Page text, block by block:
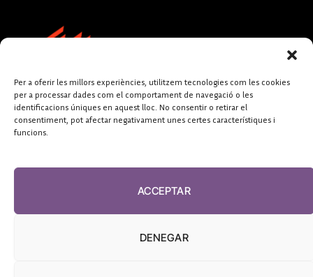
Per a oferir les millors experiències, utilitzem tecnologies com les cookies
per a processar dades com el comportament de navegació o les
identificacions úniques en aquest lloc. No consentir o retirar el
consentiment, pot afectar negativament unes certes característiques i
funcions.
ACCEPTAR
DENEGAR
FUNDACIÓ